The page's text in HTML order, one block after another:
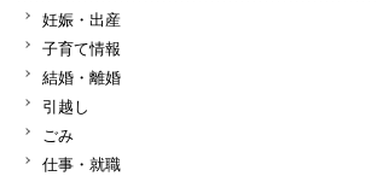
妊娠・出産
子育て情報
結婚・離婚
引越し
ごみ
仕事・就職